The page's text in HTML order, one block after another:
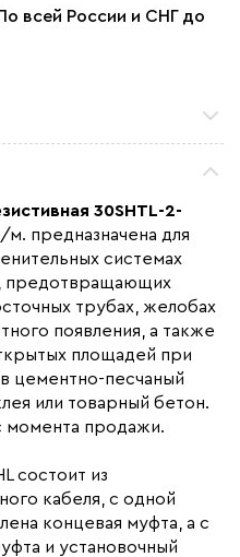
всей России и СНГ до
В стяжку
Россия
Промышленный обогрев
резистивный
Секции STHL
30SHTL-2-
предназначена для
системах
предотвращающих
трубах, желобах
появления, а также
площадей при
цементно-песчаный
или товарный бетон.
момента продажи.
состоит из
кабеля, с одной
концевая муфта, а с
и установочный